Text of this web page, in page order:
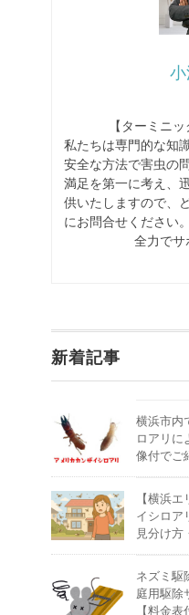
【ターミニ
私たちは専門的な知
安全な方法で害虫の
満足を第一に考え、
供いたしますので、
にお問合せください
全力でサ
新着記事
横浜市内
ロアリに
像付でご
【横浜
イシロア
見分け方
ネズミ駆
庭用駆除
【料金